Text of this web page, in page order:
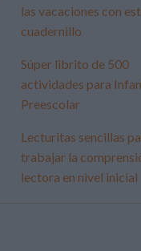
las vacaciones con
cuadernillo
Súper librito de 500
actividades para
Preescolar
Lecturitas sencillas
trabajar la
lectora en nivel inicial